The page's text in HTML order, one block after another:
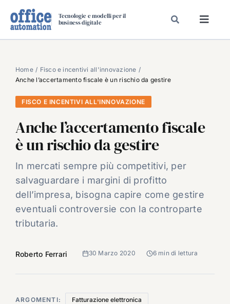
Tecnologie e modelli per il
business digitale
SPECIAL PAPER
DAL MERCATO
CARRIERE
VIDEO
EVENTI
CHI SIAMO
Home
Fisco e incentivi all'innovazione
Anche l’accertamento fiscale è un rischio da gestire
FISCO E INCENTIVI ALL'INNOVAZIONE
Anche l’accertamento fiscale
è un rischio da gestire
In mercati sempre più competitivi, per
salvaguardare i margini di profitto
dell’impresa, bisogna capire come gestire
eventuali controversie con la controparte
tributaria.
Roberto Ferrari 30 Marzo 2020 6 min di lettura
ARGOMENTI: Fatturazione elettronica